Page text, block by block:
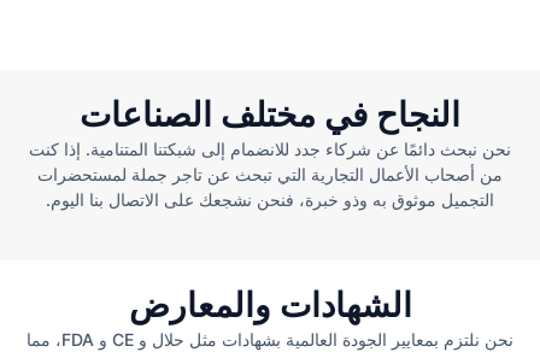
النجاح في مختلف الصناعات
نحن نبحث دائمًا عن شركاء جدد للانضمام إلى شبكتنا المتنامية. إذا كنت
من أصحاب الأعمال التجارية التي تبحث عن تاجر جملة لمستحضرات
التجميل موثوق به وذو خبرة، فنحن نشجعك على الاتصال بنا اليوم.
الشهادات والمعارض
نحن نلتزم بمعايير الجودة العالمية بشهادات مثل حلال و CE و FDA، مما